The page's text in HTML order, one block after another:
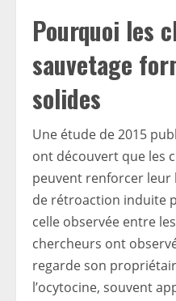
Pourquoi les
sauvetage
solides
Une étude de 2015
ont découvert que les
peuvent renforcer leur
de rétroaction induite
celle observée entre
chercheurs ont
regarde son
l’ocytocine, souvent